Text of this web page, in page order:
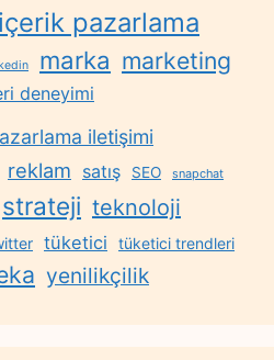
içerik pazarlama
marka marketing
deneyimi
iletişimi
reklam satış SEO snapchat
strateji teknoloji
tüketici tüketici trendleri
yenilikçilik